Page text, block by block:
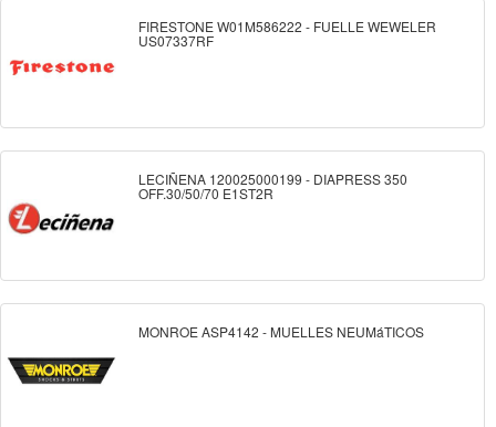
FIRESTONE W01M586222 - FUELLE WEWELER
US07337RF
LECIÑENA 120025000199 - DIAPRESS 350
OFF.30/50/70 E1ST2R
MONROE ASP4142 - MUELLES NEUMáTICOS